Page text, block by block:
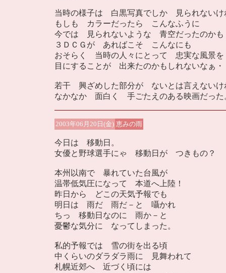
当時の様子は 白黒写真でしか 見られないけ
もしも カラーだったら こんなふうに
今では 見られないような 青空だったのかも
３ＤＣＧが あればこそ こんなにも
おそらく 当時の人々にとって 忠実な風景を
目にすることが 出来たのかもしれないなぁ・
若干 興ざめした部分が ないとは言えないけ
なかなか 面白く 手ごたえのある映画だった
2003年06月20日(金) 恵みの雨
今日は 移動日。
女優と野球選手にゃ 移動日が つきもの？
本州以南で 暴れていた台風が
温帯低気圧になって 本道へ上陸！
昨日から どこの天気予報でも
明日は 雨だ 雨だ－と 囁かれ
ちっ 移動日なのに 雨か－と
憂鬱な気分に なってしまった。
私的予報では 雪の街を出る頃
中くらいのダラダラ雨に 見舞われて
札幌近郊へ 近づく頃には